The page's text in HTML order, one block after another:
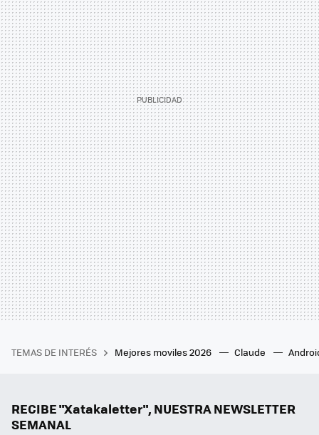
TEMAS DE INTERÉS Mejores moviles 2026 Claude
RECIBE "Xatakaletter", NUESTRA NEWSLETTER
SEMANAL